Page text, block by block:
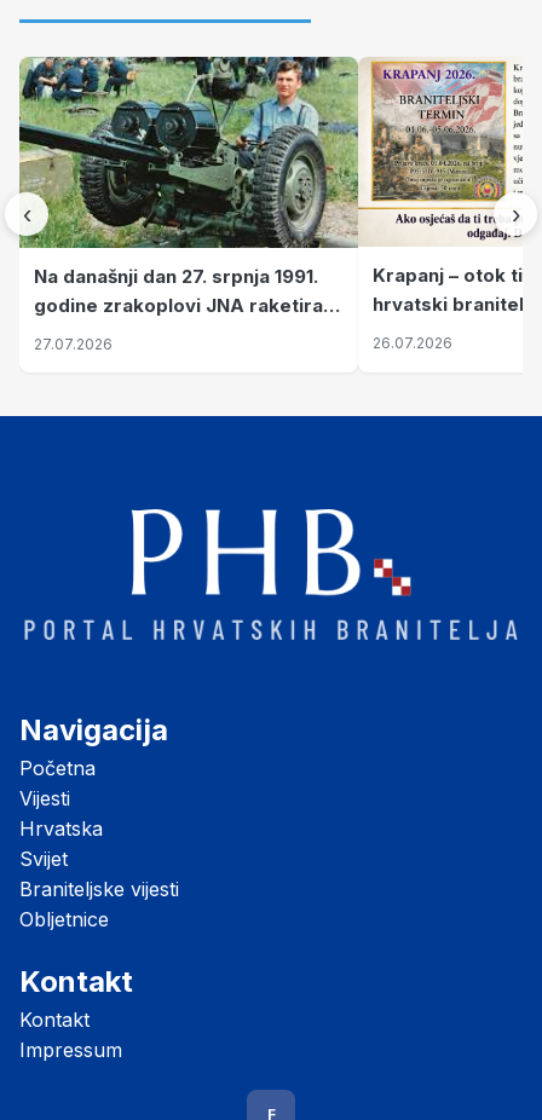
‹
Na današnji dan 27. srpnja 1991.
godine zrakoplovi JNA raketirali
su vojarnu i obučni centar "Nikola
27.07.2026
Krapanj – otok
hrvatski branitelji
pronalaze mir
26.07.2026
›
Navigacija
Početna
Vijesti
Hrvatska
Svijet
Braniteljske vijesti
Obljetnice
Kontakt
Kontakt
Impressum
F